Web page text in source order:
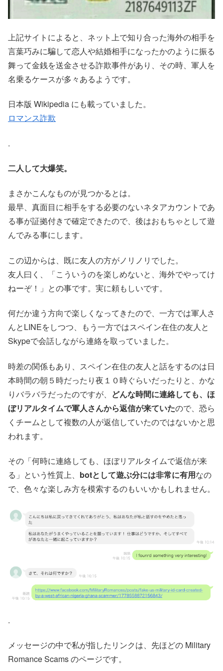
上記サイトによると、ネット上で知り合った海外の相手を
言葉巧みに騙して恋人や結婚相手になったかのように振る
舞って金銭を送金させる詐欺事件があり、その時、軍人を
名乗るケースが多々あるようです。
日本版 Wikipedia にも載っていました。
ロマンス詐欺
.
二人して大爆笑。
まさかこんなものが見つかるとは。
最早、真面目に相手をする必要のないネタアカウントであ
る事が証拠付きで確定できたので、後はおもちゃとして遊
んでみる事にします。
この辺からは、既に友人の方がノリノリでした。
友人曰く、「こういうのを楽しめないと、海外でやってけ
ねーぞ！」との事です。実に頼もしいです。
何だか違う方向で楽しくなってきたので、一方では軍人さ
んとLINEをしつつ、もう一方ではスペイン在住の友人と
Skypeで会話しながら連絡を取っていました。
時差の関係もあり、スペイン在住の友人と話をするのは日
本時間の朝５時だったり夜１０時ぐらいだったりと、かな
りバラバラだったのですが、 どんな時間に連絡しても、ほ
ぼリアルタイムで軍人さんから返信が来ていたので、恐ら
くチームとして複数の人が返信していたのではないかと思
われます。
その「何時に連絡しても、ほぼリアルタイムで返信が来
る」という性質上、 botとして遊ぶ分には非常に有用なの
で、色々な楽しみ方を模索するのもいいかもしれません。
.
メッセージの中で私が指したリンクは、先ほどの Military
Romance Scams のページです。